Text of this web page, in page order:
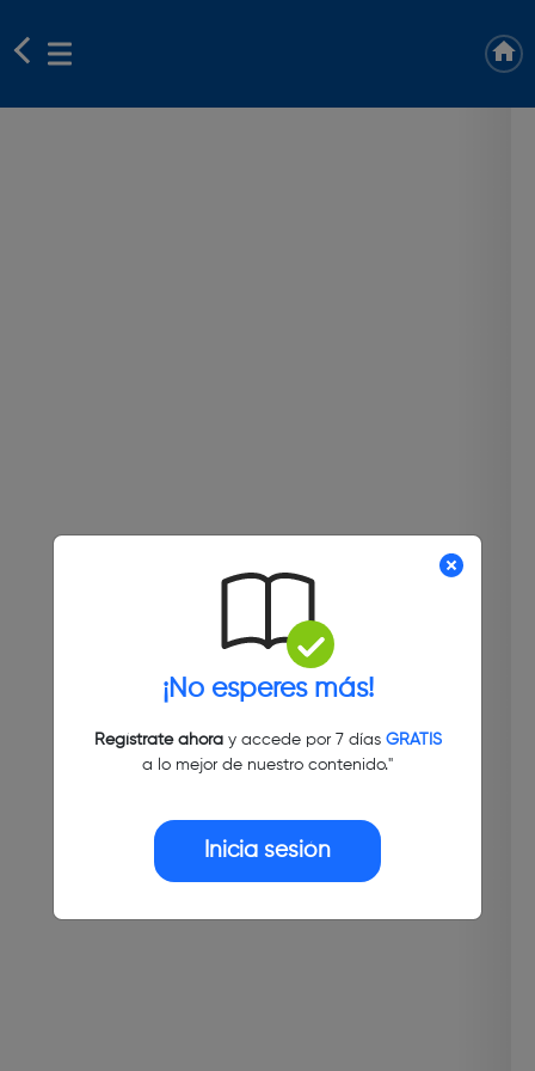
¡No esperes más!
Regístrate ahoray accede por 7 días GRATIS
a lo mejor de nuestro contenido."
Inicia sesión